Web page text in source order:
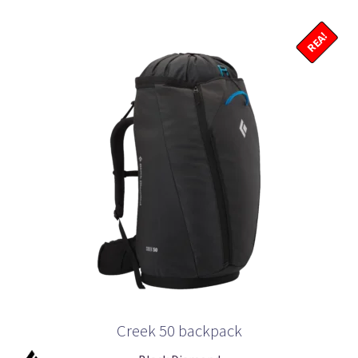
Creek 50 backpack
REA!